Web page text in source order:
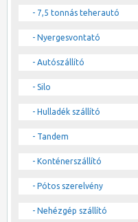
- 7,5 tonnás teherautó
- Nyergesvontató
- Autószállító
- Silo
- Hulladék szállító
- Tandem
- Konténerszállító
- Pótos szerelvény
- Nehézgép szállító